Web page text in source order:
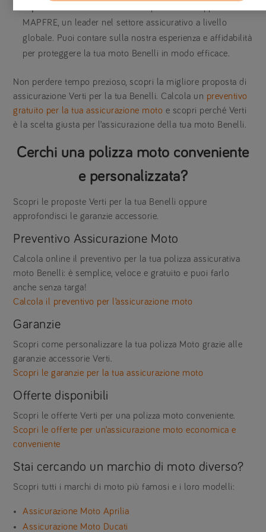
MAPFRE, un leader nel settore assicurativo a livello
globale. Puoi contare sulla nostra esperienza e affidabilità
per proteggere la tua moto Benelli in modo efficace.
Non perdere tempo prezioso, scopri la migliore proposta di
assicurazione Verti per la tua Benelli. Calcola un preventivo
gratuito per la tua assicurazione moto e scopri perché Verti
è la scelta giusta per l’assicurazione della tua moto Benelli.
Cerchi una polizza moto conveniente
e personalizzata?
Scopri le proposte Verti per la tua Benelli oppure
approfondisci le garanzie accessorie.
Preventivo Assicurazione Moto
Calcola online il preventivo per la tua polizza assicurativa
moto Benelli: è semplice, veloce e gratuito e puoi farlo
anche senza targa!
Calcola il preventivo per l’assicurazione moto
Garanzie
Scopri come personalizzare la tua polizza Moto grazie alle
garanzie accessorie Verti.
Scopri le garanzie per la tua assicurazione moto
Offerte disponibili
Scopri le offerte Verti per una polizza moto conveniente.
Scopri le offerte per un’assicurazione moto economica e
conveniente
Stai cercando un marchio di moto diverso?
Scopri tutti i marchi di moto più famosi e i loro modelli:
Assicurazione Moto Aprilia
Assicurazione Moto Ducati